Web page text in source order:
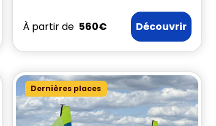
À partir de 560€ Découvrir
Dernières places